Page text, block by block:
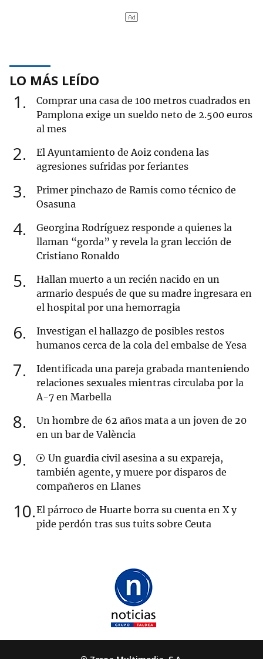
LO MÁS LEÍDO
1
Comprar una casa de 100 metros cuadrados en
Pamplona exige un sueldo neto de 2.500 euros
al mes
2
El Ayuntamiento de Aoiz condena las
agresiones sufridas por feriantes
3
Primer pinchazo de Ramis como técnico de
Osasuna
4
Georgina Rodríguez responde a quienes la
llaman “gorda” y revela la gran lección de
Cristiano Ronaldo
5
Hallan muerto a un recién nacido en un
armario después de que su madre ingresara en
el hospital por una hemorragia
6
Investigan el hallazgo de posibles restos
humanos cerca de la cola del embalse de Yesa
7
Identificada una pareja grabada manteniendo
relaciones sexuales mientras circulaba por la
A-7 en Marbella
8
Un hombre de 62 años mata a un joven de 20
en un bar de València
9
Un guardia civil asesina a su expareja,
también agente, y muere por disparos de
compañeros en Llanes
10 El párroco de Huarte borra su cuenta en X y
pide perdón tras sus tuits sobre Ceuta